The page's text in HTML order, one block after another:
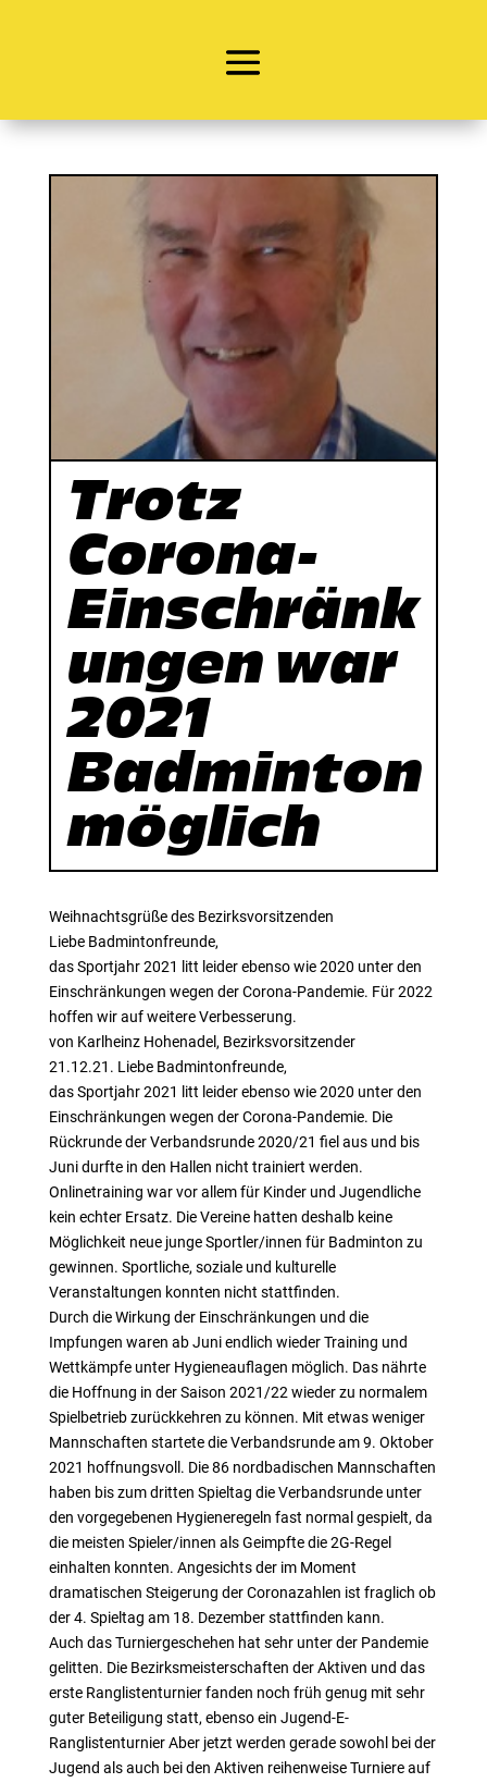
Trotz
Corona-
Einschränk
ungen war
2021
Badminton
möglich
Weihnachtsgrüße des Bezirksvorsitzenden
Liebe Badmintonfreunde,
das Sportjahr 2021 litt leider ebenso wie 2020 unter den
Einschränkungen wegen der Corona-Pandemie. Für 2022
hoffen wir auf weitere Verbesserung.
von Karlheinz Hohenadel, Bezirksvorsitzender
21.12.21. Liebe Badmintonfreunde,
das Sportjahr 2021 litt leider ebenso wie 2020 unter den
Einschränkungen wegen der Corona-Pandemie. Die
Rückrunde der Verbandsrunde 2020/21 fiel aus und bis
Juni durfte in den Hallen nicht trainiert werden.
Onlinetraining war vor allem für Kinder und Jugendliche
kein echter Ersatz. Die Vereine hatten deshalb keine
Möglichkeit neue junge Sportler/innen für Badminton zu
gewinnen. Sportliche, soziale und kulturelle
Veranstaltungen konnten nicht stattfinden.
Durch die Wirkung der Einschränkungen und die
Impfungen waren ab Juni endlich wieder Training und
Wettkämpfe unter Hygieneauflagen möglich. Das nährte
die Hoffnung in der Saison 2021/22 wieder zu normalem
Spielbetrieb zurückkehren zu können. Mit etwas weniger
Mannschaften startete die Verbandsrunde am 9. Oktober
2021 hoffnungsvoll. Die 86 nordbadischen Mannschaften
haben bis zum dritten Spieltag die Verbandsrunde unter
den vorgegebenen Hygieneregeln fast normal gespielt, da
die meisten Spieler/innen als Geimpfte die 2G-Regel
einhalten konnten. Angesichts der im Moment
dramatischen Steigerung der Coronazahlen ist fraglich ob
der 4. Spieltag am 18. Dezember stattfinden kann.
Auch das Turniergeschehen hat sehr unter der Pandemie
gelitten. Die Bezirksmeisterschaften der Aktiven und das
erste Ranglistenturnier fanden noch früh genug mit sehr
guter Beteiligung statt, ebenso ein Jugend-E-
Ranglistenturnier Aber jetzt werden gerade sowohl bei der
Jugend als auch bei den Aktiven reihenweise Turniere auf